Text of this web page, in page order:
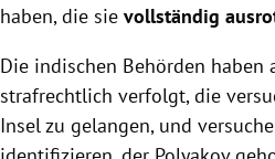
haben, die sie vollständig
Die indischen Behörden haben
strafrechtlich verfolgt, die
Insel zu gelangen, und